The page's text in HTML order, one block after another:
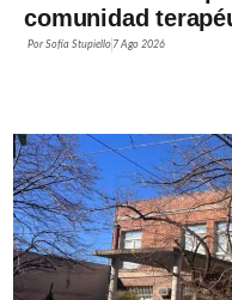
comunidad
PorSofía Stupiello 7 Ago 2026